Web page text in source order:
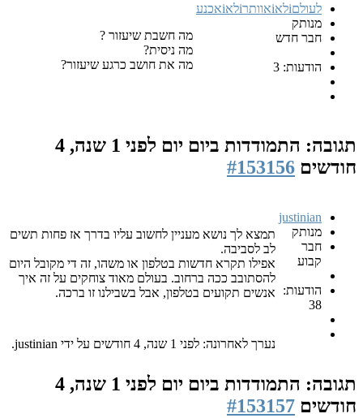
לעולםiלאiאוותרiלאiאכנע
מנותק
חבר חדש
הודעות: 3
מה חשבת שיעזור ?
מה ניסית?
מה את חושב כרגע שיעזור?
תגובה: התמודדות ביום יום
לפני 1 שנה, 4
חודשים #153156
justinian
מנותק
חבר
קבוע
הודעות:
38
תמצא לך נושא מעניין לחשוב עליו בדרך אז פחות תשים
לב לסביבה.
אפילו תקרא חדשות בטלפון או משהו, זה די מקובל היום
להסתובב ככה ברחוב. בעולם מאוד צוחקים על זה איך
אנשים תקועים בטלפון, אבל בשבילנו זו ברכה.
נערך לאחרונה: לפני 1 שנה, 4 חודשים על ידי justinian.
תגובה: התמודדות ביום יום
לפני 1 שנה, 4
חודשים #153157